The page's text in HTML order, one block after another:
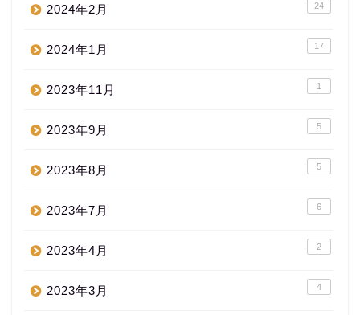
2024年2月 24
2024年1月 17
2023年11月 1
2023年9月 5
2023年8月 5
2023年7月 6
2023年4月 2
2023年3月 4